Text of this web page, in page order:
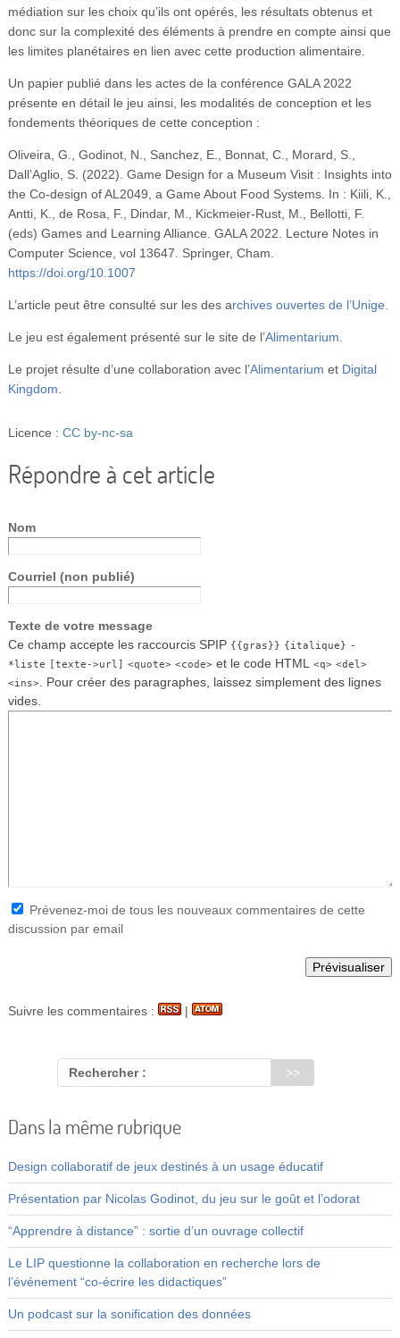
médiation sur les choix qu’ils ont opérés, les résultats obtenus et
donc sur la complexité des éléments à prendre en compte ainsi que
les limites planétaires en lien avec cette production alimentaire.
Un papier publié dans les actes de la conférence GALA 2022
présente en détail le jeu ainsi, les modalités de conception et les
fondements théoriques de cette conception :
Oliveira, G., Godinot, N., Sanchez, E., Bonnat, C., Morard, S.,
Dall’Aglio, S. (2022). Game Design for a Museum Visit : Insights into
the Co-design of AL2049, a Game About Food Systems. In : Kiili, K.,
Antti, K., de Rosa, F., Dindar, M., Kickmeier-Rust, M., Bellotti, F.
(eds) Games and Learning Alliance. GALA 2022. Lecture Notes in
Computer Science, vol 13647. Springer, Cham.
https://doi.org/10.1007
L’article peut être consulté sur les des archives ouvertes de l’Unige.
Le jeu est également présenté sur le site de l’Alimentarium
Le projet résulte d’une collaboration avec l’Alimentarium et Digital
Kingdom
Licence : CC by-nc-sa
Répondre à cet article
Nom
Courriel (non publié)
Texte de votre message
Ce champ accepte les raccourcis SPIP {{gras}} {italique} -
*liste [texte->url] <quote> <code>et le code HTML <q> <del>
<ins>. Pour créer des paragraphes, laissez simplement des lignes
vides.
Prévenez-moi de tous les nouveaux commentaires de cette
discussion par email
Suivre les commentaires : |
Rechercher :
Dans la même rubrique
Design collaboratif de jeux destinés à un usage éducatif
Présentation par Nicolas Godinot, du jeu sur le goût et l’odorat
“Apprendre à distance” : sortie d’un ouvrage collectif
Le LIP questionne la collaboration en recherche lors de
l’événement “co-écrire les didactiques”
Un podcast sur la sonification des données